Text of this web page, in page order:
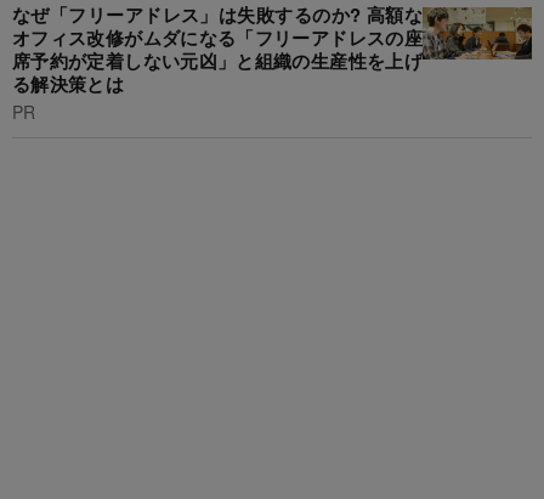
なぜ「フリーアドレス」は失敗するのか? 高額な
オフィス改修がムダになる「フリーアドレスの座
席予約が定着しない元凶」と組織の生産性を上げ
る解決策とは
PR